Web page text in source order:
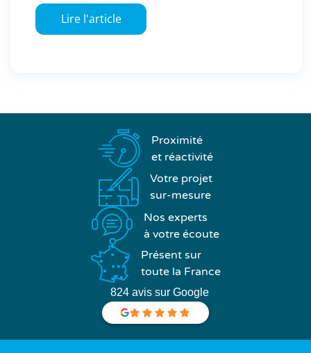
Lire l'article
Proximité
et réactivité
Votre projet
sur-mesure
Nos experts
à votre écoute
Présent sur
toute la France
824 avis sur Google